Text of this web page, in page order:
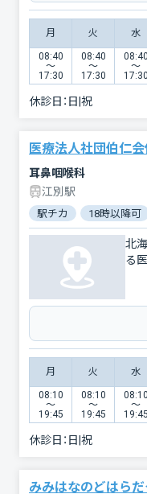
月 火 水
08:40
〜
17:30
08:40
〜
17:30
08:40
〜
17:30
休診日： 日|祝
医療法人社団伯仁
耳鼻咽喉科
江別駅
駅チカ 18時以降可
北
る
月 火 水
08:10
〜
19:45
08:10
〜
19:45
08:10
〜
19:45
休診日： 日|祝
みみはなのどはら